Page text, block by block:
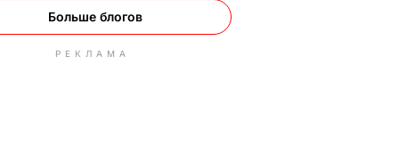
Больше блогов
РЕКЛАМА